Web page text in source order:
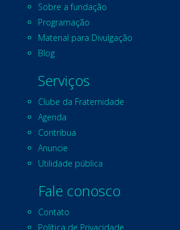
Sobre a fundação
Programação
Material para Divulgação
Blog
Serviços
Clube da Fraternidade
Agenda
Contribua
Anuncie
Utilidade pública
Fale conosco
Contato
Política de Privacidade